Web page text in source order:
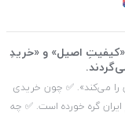
اصیل» و «خریدِ
را می‌کند». ✅ چون خریدی
گره خورده است. ✅ چه